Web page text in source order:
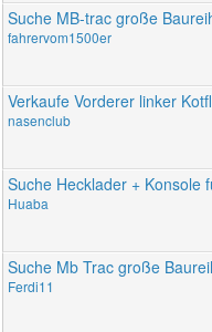
Suche MB-trac große
fahrervom1500er
Verkaufe Vorderer linker
nasenclub
Suche Hecklader + Konsole
Huaba
Suche Mb Trac große
Ferdi11